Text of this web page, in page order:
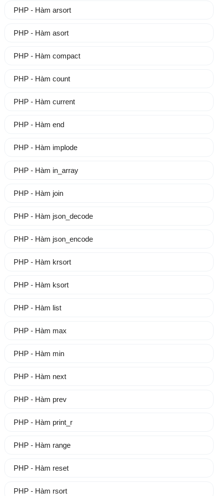
PHP - Hàm arsort
PHP - Hàm asort
PHP - Hàm compact
PHP - Hàm count
PHP - Hàm current
PHP - Hàm end
PHP - Hàm implode
PHP - Hàm in_array
PHP - Hàm join
PHP - Hàm json_decode
PHP - Hàm json_encode
PHP - Hàm krsort
PHP - Hàm ksort
PHP - Hàm list
PHP - Hàm max
PHP - Hàm min
PHP - Hàm next
PHP - Hàm prev
PHP - Hàm print_r
PHP - Hàm range
PHP - Hàm reset
PHP - Hàm rsort